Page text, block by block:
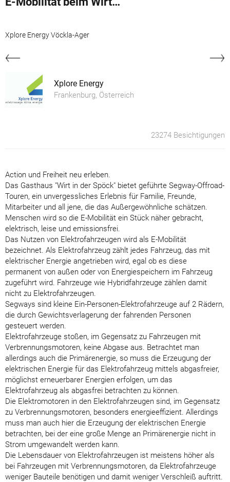
Xplore Energy Vöckla-Ager
Xplore Energy
Frankenburg, Österreich
23274 Besichtigungen
Action und Freiheit neu erleben.
Das Gasthaus "Wirt in der Spöck" bietet geführte Segway-Offroad-
Touren, ein unvergessliches Erlebnis für Familie, Freunde,
Mitarbeiter und all jene, die das Außergewöhnliche schätzen.
Menschen wird so die E-Mobilität ein Stück näher gebracht,
elektrisch, leise und emissionsfrei.
Das Nutzen von Elektrofahrzeugen wird als E-Mobilität
bezeichnet. Als Elektrofahrzeug zählt jedes Fahrzeug, das mit
elektrischer Energie angetrieben wird, egal ob es diese
permanent von außen oder von Energiespeichern im Fahrzeug
zugeführt wird. Fahrzeuge wie Hybridfahrzeuge zählen damit
nicht zu Elektrofahrzeugen.
Segways sind kleine Ein-Personen-Elektrofahrzeuge auf 2 Rädern,
die durch Gewichtsverlagerung der fahrenden Personen
gesteuert werden.
Elektrofahrzeuge stoßen, im Gegensatz zu Fahrzeugen mit
Verbrennungsmotoren, keine Abgase aus. Betrachtet man
allerdings auch die Primärenergie, so muss die Erzeugung der
elektrischen Energie für das Elektrofahrzeug mittels abgasfreier,
möglichst erneuerbarer Energien erfolgen, um das
Elektrofahrzeug als abgasfrei betrachten zu können.
Die Elektromotoren in den Elektrofahrzeugen sind, im Gegensatz
zu Verbrennungsmotoren, besonders energieeffizient. Allerdings
muss man auch hier die Erzeugung der elektrischen Energie
betrachten, bei der eine große Menge an Primärenergie nicht in
Strom umgewandelt werden kann.
Die Lebensdauer von Elektrofahrzeugen ist meistens höher als
bei Fahrzeugen mit Verbrennungsmotoren, da Elektrofahrzeuge
weniger Bauteile benötigen und damit weniger Verschleiß auftritt.